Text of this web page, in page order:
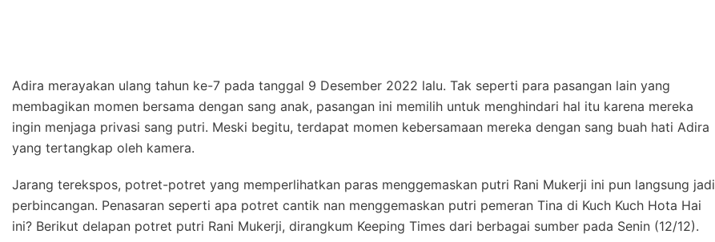
Adira merayakan ulang tahun ke-7 pada tanggal 9 Desember 2022 lalu. Tak seperti para pasangan lain yang
membagikan momen bersama dengan sang anak, pasangan ini memilih untuk menghindari hal itu karena mereka
ingin menjaga privasi sang putri. Meski begitu, terdapat momen kebersamaan mereka dengan sang buah hati Adira
yang tertangkap oleh kamera.
Jarang terekspos, potret-potret yang memperlihatkan paras menggemaskan putri Rani Mukerji ini pun langsung jadi
perbincangan. Penasaran seperti apa potret cantik nan menggemaskan putri pemeran Tina di Kuch Kuch Hota Hai
ini? Berikut delapan potret putri Rani Mukerji, dirangkum Keeping Times dari berbagai sumber pada Senin (12/12).